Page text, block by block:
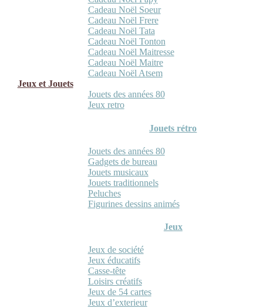
Cadeau Noël Soeur
Cadeau Noël Frere
Cadeau Noël Tata
Cadeau Noël Tonton
Cadeau Noël Maitresse
Cadeau Noël Maitre
Cadeau Noël Atsem
Jeux et Jouets
Jouets des années 80
Jeux retro
Jouets rétro
Jouets des années 80
Gadgets de bureau
Jouets musicaux
Jouets traditionnels
Peluches
Figurines dessins animés
Jeux
Jeux de société
Jeux éducatifs
Casse-tête
Loisirs créatifs
Jeux de 54 cartes
Jeux d’exterieur